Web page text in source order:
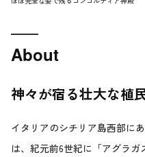
About
神々が宿る壮大な植
イタリアのシチリア島西部に
は、紀元前6世紀に「アグラガ